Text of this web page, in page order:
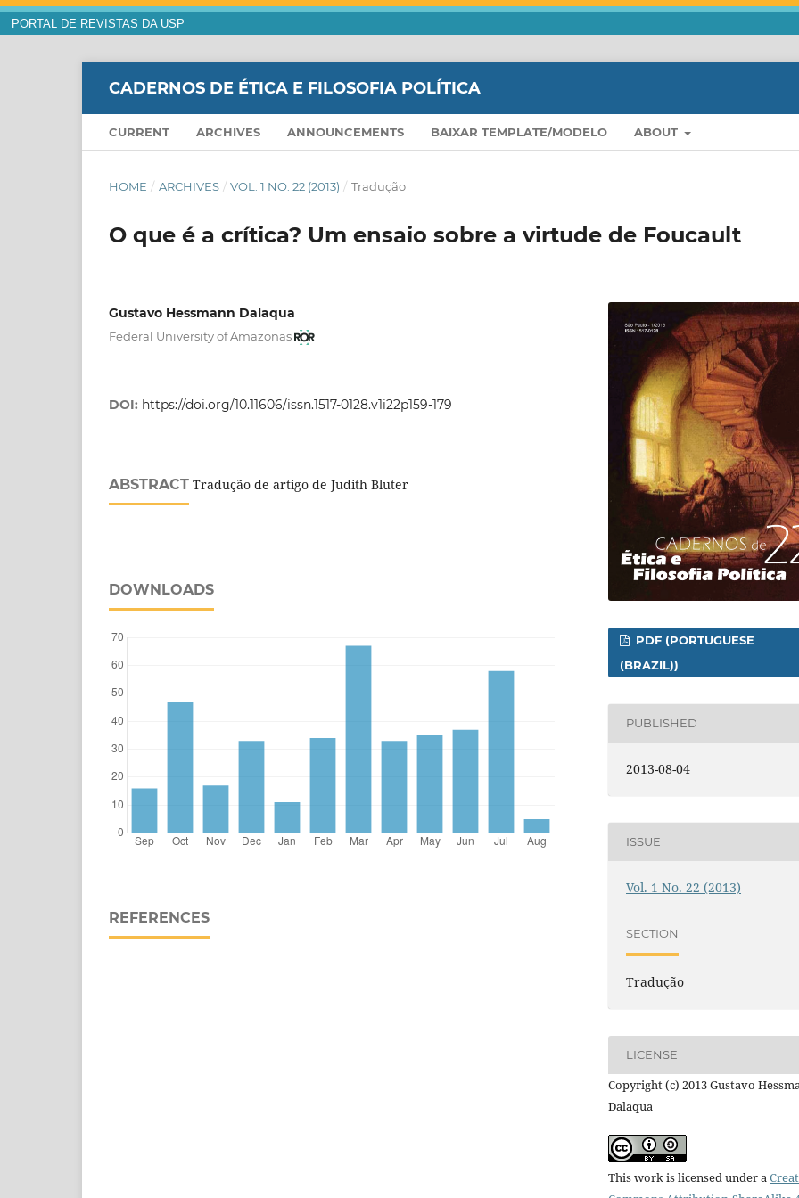
PORTAL DE REVISTAS DA USP
CADERNOS DE ÉTICA E FILOSOFIA POLÍTICA
CURRENT ARCHIVES ANNOUNCEMENTS BAIXAR TEMPLATE/MODELO ABOUT
HOME / ARCHIVES / VOL. 1 NO. 22 (2013) / Tradução
O que é a crítica? Um ensaio sobre a virtude de Foucault
Gustavo Hessmann Dalaqua
Federal University of Amazonas
DOI: https://doi.org/10.11606/issn.1517-0128.v1i22p159-179
ABSTRACT Tradução de artigo de Judith Bluter
DOWNLOADS
REFERENCES
PDF (PORTUGUESE
(BRAZIL))
PUBLISHED
2013-08-04
ISSUE
Vol. 1 No. 22 (2013)
SECTION
Tradução
LICENSE
Copyright (c) 2013 Gustavo
Dalaqua
This work is licensed under a